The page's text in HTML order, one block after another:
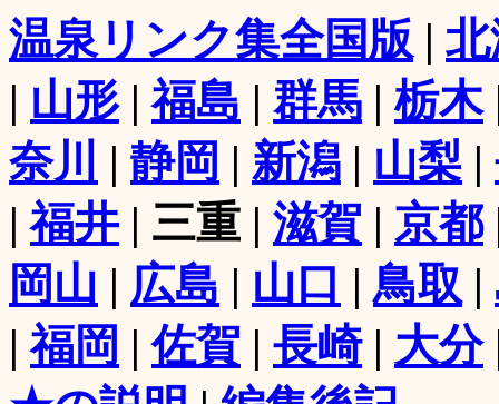
温泉リンク集全国版 |
| 山形|福島 | 群馬 |栃木
奈川
| 静岡 | 新潟 | 山梨 |
|福井 | 三重 | 滋賀 | 京都
岡山 | 広島 | 山口 | 鳥取 |
|福岡 |佐賀 | 長崎| 大分